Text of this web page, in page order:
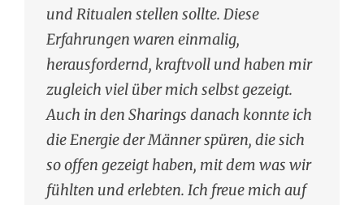
und Ritualen stellen sollte. Diese
Erfahrungen waren einmalig,
herausfordernd, kraftvoll und haben mir
zugleich viel über mich selbst gezeigt.
Auch in den Sharings danach konnte ich
die Energie der Männer spüren, die sich
so offen gezeigt haben, mit dem was wir
fühlten und erlebten. Ich freue mich auf